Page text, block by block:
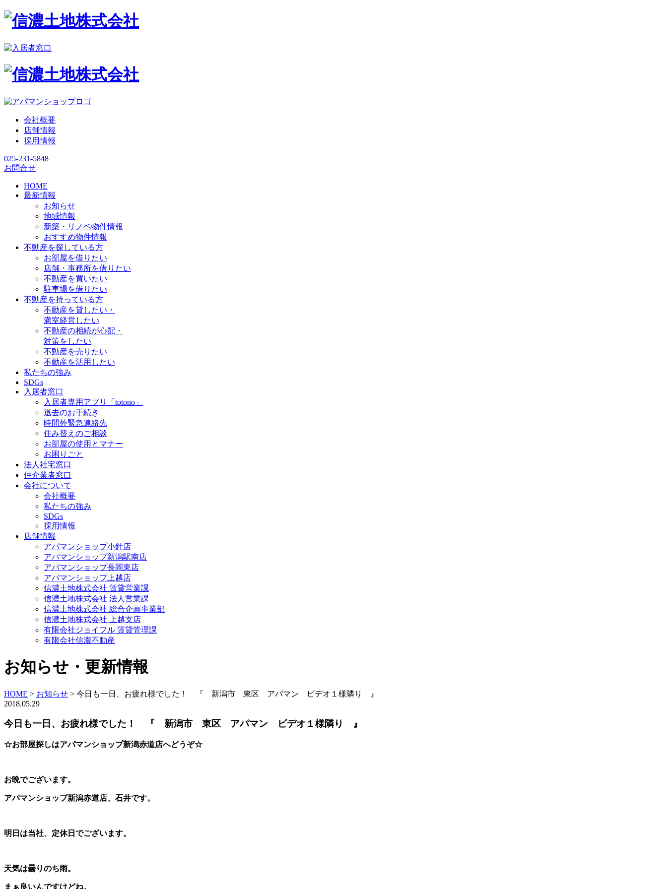
会社概要
店舗情報
採用情報
025-231-5848
お問合せ
HOME
最新情報
お知らせ
地域情報
新築・リノベ物件情報
おすすめ物件情報
不動産を探している方
お部屋を借りたい
店舗・事務所を借りたい
不動産を買いたい
駐車場を借りたい
不動産を持っている方
不動産を貸したい・
満室経営したい
不動産の相続が心配・
対策をしたい
不動産を売りたい
不動産を活用したい
私たちの強み
SDGs
入居者窓口
入居者専用アプリ「totono」
退去のお手続き
時間外緊急連絡先
住み替えのご相談
お部屋の使用とマナー
お困りごと
法人社宅窓口
仲介業者窓口
会社について
会社概要
私たちの強み
SDGs
採用情報
店舗情報
アパマンショップ小針店
アパマンショップ新潟駅南店
アパマンショップ長岡東店
アパマンショップ上越店
信濃土地株式会社 賃貸営業課
信濃土地株式会社 法人営業課
信濃土地株式会社 総合企画事業部
信濃土地株式会社 上越支店
有限会社ジョイフル 賃貸管理課
有限会社信濃不動産
お知らせ・更新情報
HOME > お知らせ > 今日も一日、お疲れ様でした！ 『 新潟市 東区 アパマン ビデオ１様隣り 』
2018.05.29
今日も一日、お疲れ様でした！ 『 新潟市 東区 アパマン ビデオ１様隣り 』
☆お部屋探しはアパマンショップ新潟赤道店へどうぞ☆
お晩でございます。
アパマンショップ新潟赤道店、石井です。
明日は当社、定休日でございます。
天気は曇りのち雨。
まぁ良いんですけどね。